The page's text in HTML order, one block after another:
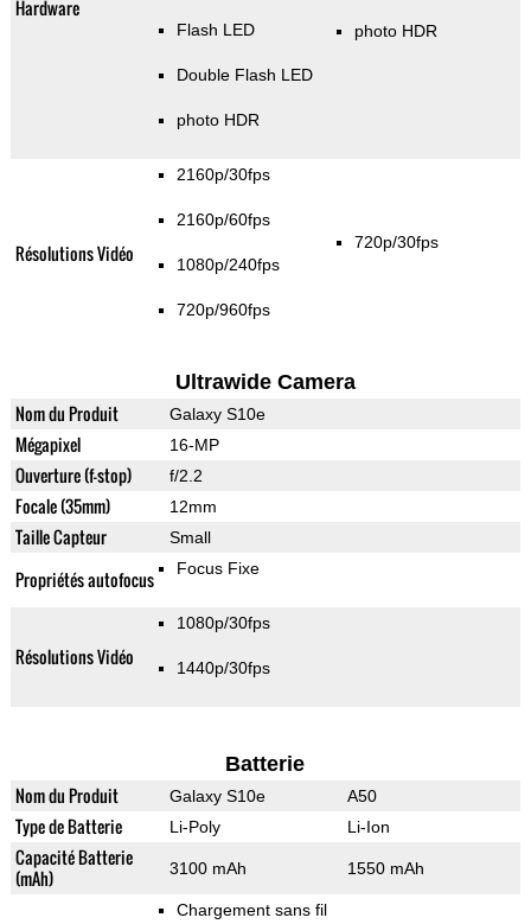
Hardware
Flash LED
Double Flash LED
photo HDR
photo HDR
Résolutions Vidéo
2160p/30fps
2160p/60fps
1080p/240fps
720p/960fps
720p/30fps
Ultrawide Camera
Nom du Produit Galaxy S10e
Mégapixel 16-MP
Ouverture (f-stop) f/2.2
Focale (35mm) 12mm
Taille Capteur Small
Propriétés autofocus Focus Fixe
Résolutions Vidéo
1080p/30fps
1440p/30fps
Batterie
Nom du Produit Galaxy S10e A50
Type de Batterie Li-Poly Li-Ion
Capacité Batterie
(mAh)
3100 mAh 1550 mAh
Chargement sans fil